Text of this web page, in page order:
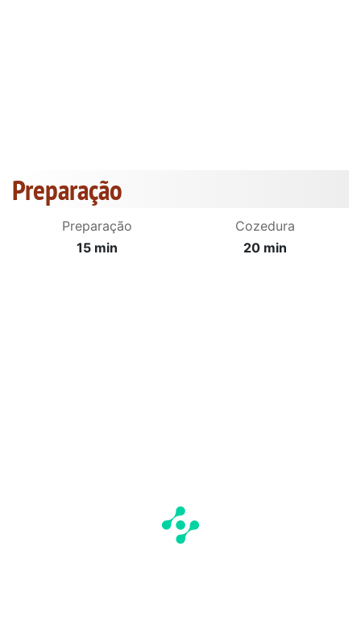
Preparação
Preparação
15 min
Cozedura
20 min